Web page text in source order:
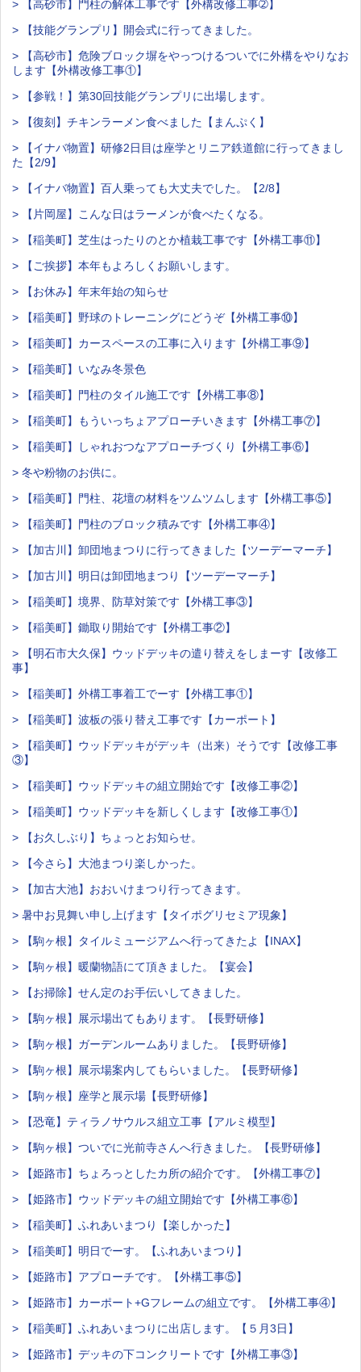
> 【高砂市】門柱の解体工事です【外構改修工事➁】
> 【技能グランプリ】開会式に行ってきました。
> 【高砂市】危険ブロック塀をやっつけるついでに外構をやりなお
します【外構改修工事①】
> 【参戦！】第30回技能グランプリに出場します。
> 【復刻】チキンラーメン食べました【まんぷく】
> 【イナバ物置】研修2日目は座学とリニア鉄道館に行ってきまし
た【2/9】
> 【イナバ物置】百人乗っても大丈夫でした。【2/8】
> 【片岡屋】こんな日はラーメンが食べたくなる。
> 【稲美町】芝生はったりのとか植栽工事です【外構工事⑪】
> 【ご挨拶】本年もよろしくお願いします。
> 【お休み】年末年始の知らせ
> 【稲美町】野球のトレーニングにどうぞ【外構工事⑩】
> 【稲美町】カースペースの工事に入ります【外構工事⑨】
> 【稲美町】いなみ冬景色
> 【稲美町】門柱のタイル施工です【外構工事⑧】
> 【稲美町】もういっちょアプローチいきます【外構工事⑦】
> 【稲美町】しゃれおつなアプローチづくり【外構工事⑥】
> 冬や粉物のお供に。
> 【稲美町】門柱、花壇の材料をツムツムします【外構工事⑤】
> 【稲美町】門柱のブロック積みです【外構工事④】
> 【加古川】卸団地まつりに行ってきました【ツーデーマーチ】
> 【加古川】明日は卸団地まつり【ツーデーマーチ】
> 【稲美町】境界、防草対策です【外構工事③】
> 【稲美町】鋤取り開始です【外構工事②】
> 【明石市大久保】ウッドデッキの遣り替えをしまーす【改修工
事】
> 【稲美町】外構工事着工でーす【外構工事①】
> 【稲美町】波板の張り替え工事です【カーポート】
> 【稲美町】ウッドデッキがデッキ（出来）そうです【改修工事
③】
> 【稲美町】ウッドデッキの組立開始です【改修工事②】
> 【稲美町】ウッドデッキを新しくします【改修工事①】
> 【お久しぶり】ちょっとお知らせ。
> 【今さら】大池まつり楽しかった。
> 【加古大池】おおいけまつり行ってきます。
> 暑中お見舞い申し上げます【タイポグリセミア現象】
> 【駒ヶ根】タイルミュージアムへ行ってきたよ【INAX】
> 【駒ヶ根】暖蘭物語にて頂きました。【宴会】
> 【お掃除】せん定のお手伝いしてきました。
> 【駒ヶ根】展示場出てもあります。【長野研修】
> 【駒ヶ根】ガーデンルームありました。【長野研修】
> 【駒ヶ根】展示場案内してもらいました。【長野研修】
> 【駒ヶ根】座学と展示場【長野研修】
> 【恐竜】ティラノサウルス組立工事【アルミ模型】
> 【駒ヶ根】ついでに光前寺さんへ行きました。【長野研修】
> 【姫路市】ちょろっとしたカ所の紹介です。【外構工事⑦】
> 【姫路市】ウッドデッキの組立開始です【外構工事⑥】
> 【稲美町】ふれあいまつり【楽しかった】
> 【稲美町】明日でーす。【ふれあいまつり】
> 【姫路市】アプローチです。【外構工事⑤】
> 【姫路市】カーポート+Gフレームの組立です。【外構工事④】
> 【稲美町】ふれあいまつりに出店します。【５月3日】
> 【姫路市】デッキの下コンクリートです【外構工事③】